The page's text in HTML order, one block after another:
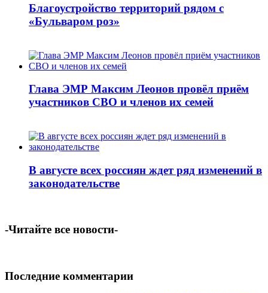
Благоустройство территорий рядом с
«Бульваром роз»
Глава ЭМР Максим Леонов провёл приём
участников СВО и членов их семей
В августе всех россиян ждет ряд изменений в
законодательстве
-Читайте все новости-
Последние комментарии